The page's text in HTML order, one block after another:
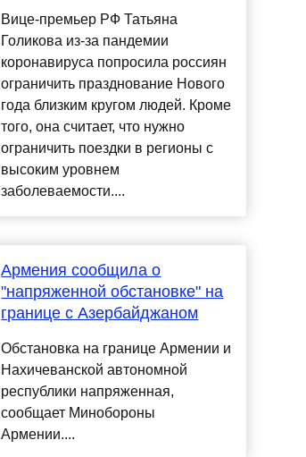
Вице-премьер РФ Татьяна
Голикова из-за пандемии
коронавируса попросила россиян
ограничить празднование Нового
года близким кругом людей. Кроме
того, она считает, что нужно
ограничить поездки в регионы с
высоким уровнем
заболеваемости....
Армения сообщила о
"напряженной обстановке" на
границе с Азербайджаном
Обстановка на границе Армении и
Нахичеванской автономной
республики напряженная,
сообщает Минобороны
Армении....